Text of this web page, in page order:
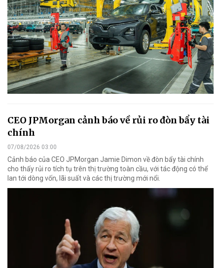
CEO JPMorgan cảnh báo về rủi ro đòn bẩy tài
chính
07/08/2026 03:00
Cảnh báo của CEO JPMorgan Jamie Dimon về đòn bẩy tài chính
cho thấy rủi ro tích tụ trên thị trường toàn cầu, với tác động có thể
lan tới dòng vốn, lãi suất và các thị trường mới nổi.